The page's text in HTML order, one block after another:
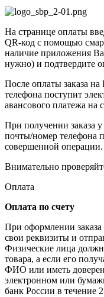
На странице оплаты
QR-код с помощью
наличие приложения
нужно) и подтвердите
После оплаты заказа
телефона поступит
авансового платежа на
При получении заказа
почты/номер телефона
совершенной операции.
Внимательно
Оплата
Оплата по счету
При оформлении заказа
свои реквизиты и
Физические лица
товара, а если его
ФИО или иметь
электронном или
банк России в течение